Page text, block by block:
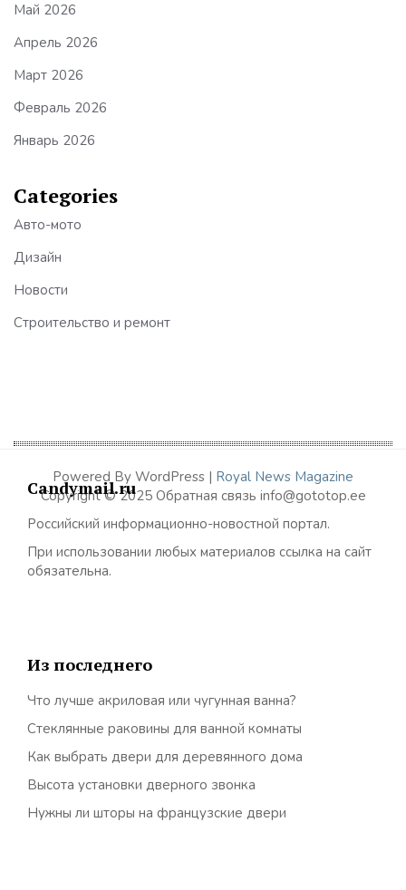
Май 2026
Апрель 2026
Март 2026
Февраль 2026
Январь 2026
Categories
Авто-мото
Дизайн
Новости
Строительство и ремонт
Candymail.ru
Российский информационно-новостной портал.
При использовании любых материалов ссылка на сайт
обязательна.
Из последнего
Что лучше акриловая или чугунная ванна?
Стеклянные раковины для ванной комнаты
Как выбрать двери для деревянного дома
Высота установки дверного звонка
Нужны ли шторы на французские двери
Powered By WordPress | Royal News Magazine
Copyright © 2025 Обратная связь info@gototop.ee